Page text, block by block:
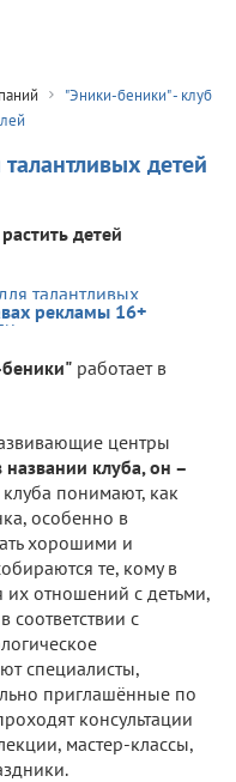
"Эники-беники" - клуб
детей
детей
рекламы 16+
работает в
центры
названии клуба, он –
понимают, как
особенно в
хорошими и
те, кому в
отношений с детьми,
соответствии с
специалисты,
приглашённые по
консультации
мастер-классы,